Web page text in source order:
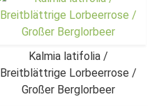
Kalmia latifolia /
Breitblättrige Lorbeerrose /
Großer Berglorbeer